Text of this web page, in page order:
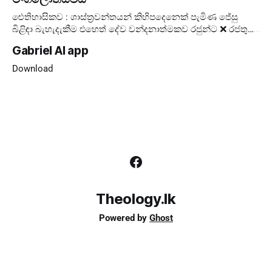
ඓතිහාසිකව : ශාස්ත්‍රවන්තයන් කිහිපදෙනෙක් පැමිණ ජේසු
බිළිඳා බැහැදැකීම එහෙත් දේව වන්දනාත්මකව රජුන්ට ❌ රජතුන්
Gabriel AI app
Download
Theology.lk
Powered by Ghost